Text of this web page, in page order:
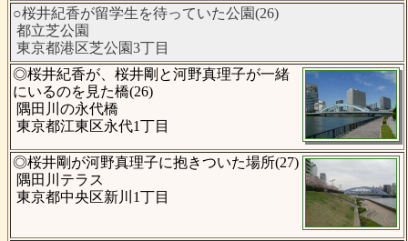
○桜井紀香が留学生を待っていた公園(26)
都立芝公園
東京都港区芝公園3丁目
◎桜井紀香が、桜井剛と河野真理子が一緒
にいるのを見た橋(26)
隅田川の永代橋
東京都江東区永代1丁目
◎桜井剛が河野真理子に抱きついた場所(27)
隅田川テラス
東京都中央区新川1丁目